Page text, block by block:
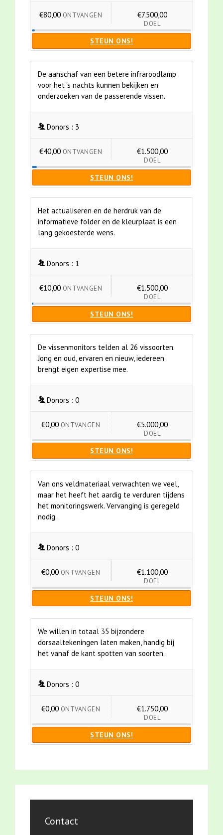
€80,00 ONTVANGEN €7.500,00
DOEL
STEUN ONS!
De aanschaf van een betere infraroodlamp
voor het 's nachts kunnen bekijken en
onderzoeken van de passerende vissen.
Donors : 3
€40,00 ONTVANGEN €1.500,00
DOEL
STEUN ONS!
Het actualiseren en de herdruk van de
informatieve folder en de kleurplaat is een
lang gekoesterde wens.
Donors : 1
€10,00 ONTVANGEN €1.500,00
DOEL
STEUN ONS!
De vissenmonitors telden al 26 vissoorten.
Jong en oud, ervaren en nieuw, iedereen
brengt eigen expertise mee.
Donors : 0
€0,00 ONTVANGEN €5.000,00
DOEL
STEUN ONS!
Van ons veldmateriaal verwachten we veel,
maar het heeft het aardig te verduren tijdens
het monitoringswerk. Vervanging is geregeld
nodig.
Donors : 0
€0,00 ONTVANGEN €1.100,00
DOEL
STEUN ONS!
We willen in totaal 35 bijzondere
dorsaaltekeningen laten maken, handig bij
het vanaf de kant spotten van soorten.
Donors : 0
€0,00 ONTVANGEN €1.750,00
DOEL
STEUN ONS!
Contact